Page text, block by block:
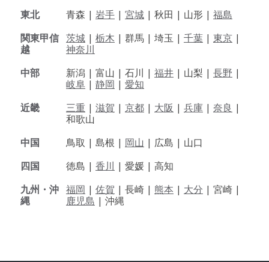
東北
青森 | 岩手 | 宮城 | 秋田 | 山形 | 福島
関東甲信
越
茨城 | 栃木 | 群馬 | 埼玉 | 千葉 | 東京 |
神奈川
中部
新潟 | 富山 | 石川 | 福井 | 山梨 | 長野 |
岐阜 | 静岡 | 愛知
近畿
三重 | 滋賀 | 京都 | 大阪 | 兵庫 | 奈良 |
和歌山
中国
鳥取 | 島根 | 岡山 | 広島 | 山口
四国
徳島 | 香川 | 愛媛 | 高知
九州・沖
縄
福岡 | 佐賀 | 長崎 | 熊本 | 大分 | 宮崎 |
鹿児島 | 沖縄